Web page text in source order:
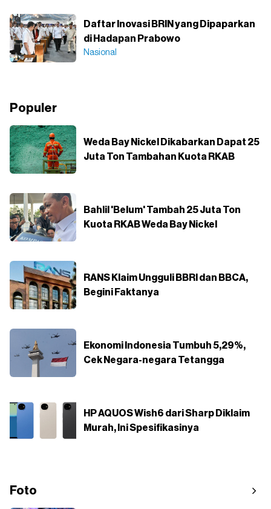
Daftar Inovasi BRIN yang Dipaparkan
di Hadapan Prabowo
Nasional
Populer
Weda Bay Nickel Dikabarkan Dapat 25
Juta Ton Tambahan Kuota RKAB
Bahlil 'Belum' Tambah 25 Juta Ton
Kuota RKAB Weda Bay Nickel
RANS Klaim Ungguli BBRI dan BBCA,
Begini Faktanya
Ekonomi Indonesia Tumbuh 5,29%,
Cek Negara-negara Tetangga
HP AQUOS Wish6 dari Sharp Diklaim
Murah, Ini Spesifikasinya
Foto